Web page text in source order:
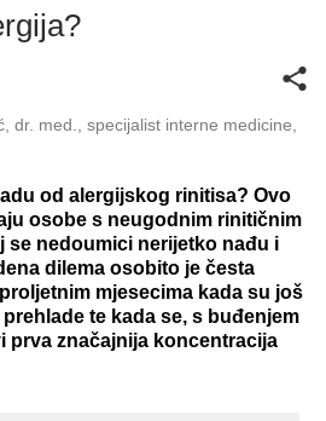
dr. med., specijalist interne medicine,
od alergijskog rinitisa? Ovo
osobe s neugodnim rinitičnim
se nedoumici nerijetko nađu i
dilema osobito je česta
mjesecima kada su još
te kada se, s buđenjem
prva značajnija koncentracija